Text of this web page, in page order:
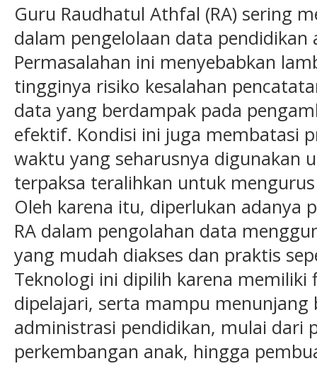
Guru Raudhatul Athfal (RA) sering
dalam pengelolaan data pendidikan
Permasalahan ini menyebabkan
tingginya risiko kesalahan
data yang berdampak pada
efektif. Kondisi ini juga membatasi
waktu yang seharusnya digunakan
terpaksa teralihkan untuk
Oleh karena itu, diperlukan adanya
RA dalam pengolahan data
yang mudah diakses dan praktis
Teknologi ini dipilih karena
dipelajari, serta mampu menunjang
administrasi pendidikan, mulai dari
perkembangan anak, hingga